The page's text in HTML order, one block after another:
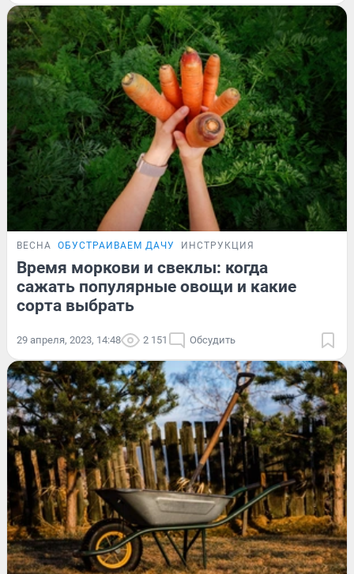
ВЕСНА ОБУСТРАИВАЕМ ДАЧУ ИНСТРУКЦИЯ
Время моркови и свеклы: когда
сажать популярные овощи и какие
сорта выбрать
29 апреля, 2023, 14:48 2 151 Обсудить